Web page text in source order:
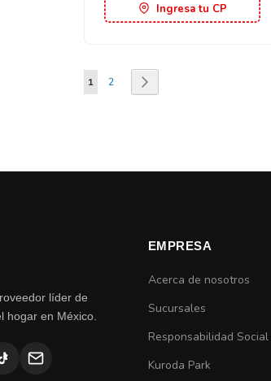
Ingresa tu CP
Página
Estás viendo la página
1 Página
2
líder de
hogar en México.
EMPRESA
Acerca de nosotros
Sucursales
Responsabilidad Social
Kuroda Park